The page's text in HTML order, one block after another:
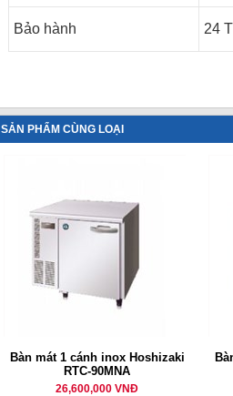
Bảo hành 24
SẢN PHẨM CÙNG LOẠI
Bàn mát 1 cánh inox Hoshizaki
RTC-90MNA
26,600,000 VNĐ